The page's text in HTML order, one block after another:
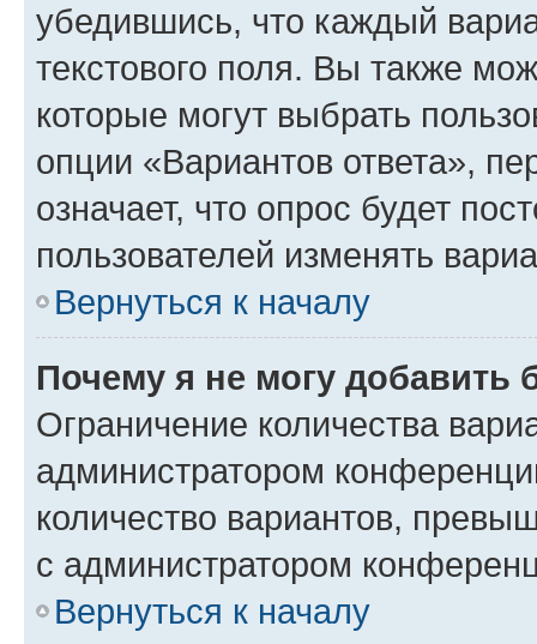
убедившись, что каждый
текстового поля. Вы также
которые могут выбрать
опции «Вариантов ответа»,
означает, что опрос будет
пользователей изменять
Вернуться к началу
Почему я не могу добавить
Ограничение количества
администратором
количество вариантов,
с администратором
Вернуться к началу